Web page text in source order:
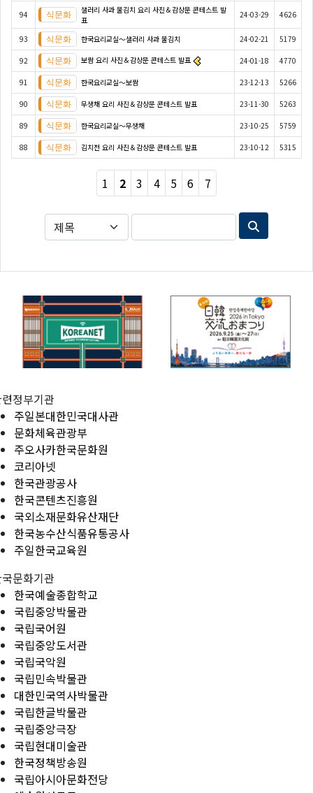
94
샐러리 사과 물김치 요리 사진＆감상문 콘테스트 발
표
24-03-29 4626
93 한국요리교실〜샐러리 사과 물김치 24-02-21 5179
92 보쌈 요리 사진＆감상문 콘테스트 발표 24-01-18 4770
91 한국요리교실〜보쌈 23-12-13 5266
90 무생채 요리 사진＆감상문 콘테스트 발표 23-11-30 5263
89 한국요리교실〜무생채 23-10-25 5759
88 김치전 요리 사진＆감상문 콘테스트 발표 23-10-12 5315
1 2 3 4 5 6 7
정부기관
주일본대한민국대사관
문화체육관광부
주오사카한국문화원
코리아넷
한국관광공사
한국콘텐츠진흥원
국외소재문화유산재단
한국농수산식품유통공사
주일한국교육원
문화기관
한국예술종합학교
국립중앙박물관
국립국어원
국립중앙도서관
국립국악원
국립민속박물관
대한민국역사박물관
국립한글박물관
국립중앙극장
국립현대미술관
한국정책방송원
국립아시아문화전당